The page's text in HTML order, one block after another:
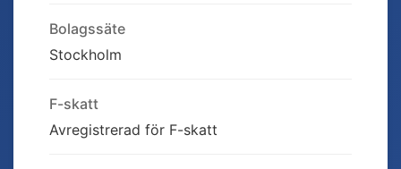
Bolagssäte
Stockholm
F-skatt
Avregistrerad för F-skatt